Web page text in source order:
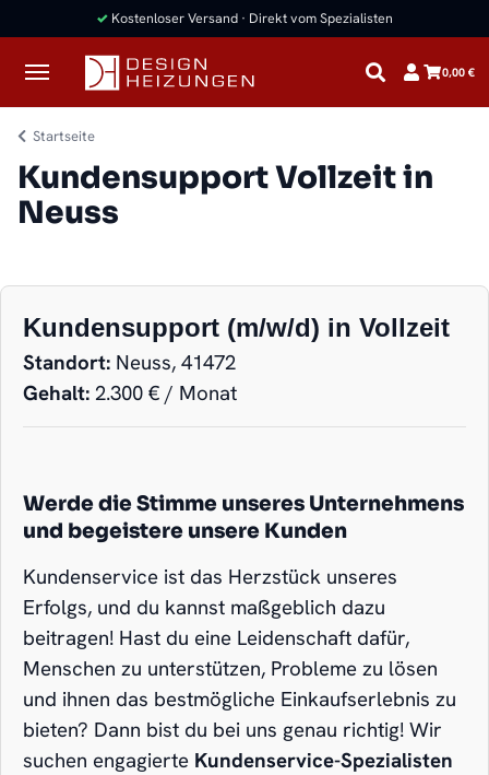
✓ Kostenloser Versand · Direkt vom Spezialisten
0,00 €
Startseite
Kundensupport Vollzeit in
Neuss
Kundensupport (m/w/d) in Vollzeit
Standort: Neuss, 41472
Gehalt: 2.300 € / Monat
Werde die Stimme unseres Unternehmens
und begeistere unsere Kunden
Kundenservice ist das Herzstück unseres
Erfolgs, und du kannst maßgeblich dazu
beitragen! Hast du eine Leidenschaft dafür,
Menschen zu unterstützen, Probleme zu lösen
und ihnen das bestmögliche Einkaufserlebnis zu
bieten? Dann bist du bei uns genau richtig! Wir
suchen engagierte Kundenservice-Spezialisten